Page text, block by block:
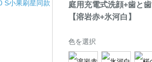
庭用充電式洗顔+歯と
【溶岩赤+氷河白】
色を選択